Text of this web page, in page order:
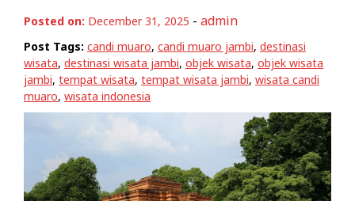
Posted on: December 31, 2025 - admin
Post Tags: candi muaro, candi muaro jambi, destinasi
wisata, destinasi wisata jambi, objek wisata, objek wisata
jambi, tempat wisata, tempat wisata jambi, wisata candi
muaro, wisata indonesia